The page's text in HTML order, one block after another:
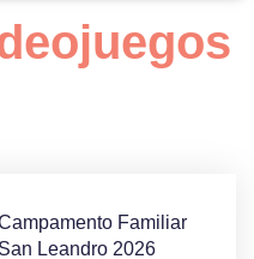
Familiar
San Leandro 2026